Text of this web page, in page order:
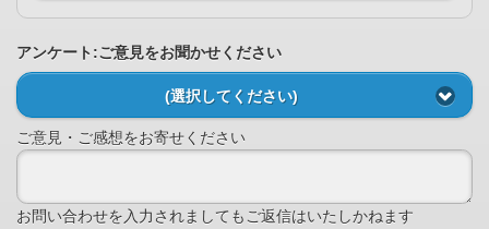
アンケート:ご意見をお聞かせください
(選択してください)
ご意見・ご感想をお寄せください
お問い合わせを入力されましてもご返信はいたしかねます